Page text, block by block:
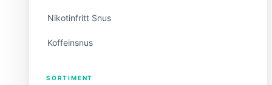
Nikotinfritt Snus
Koffeinsnus
SORTIMENT